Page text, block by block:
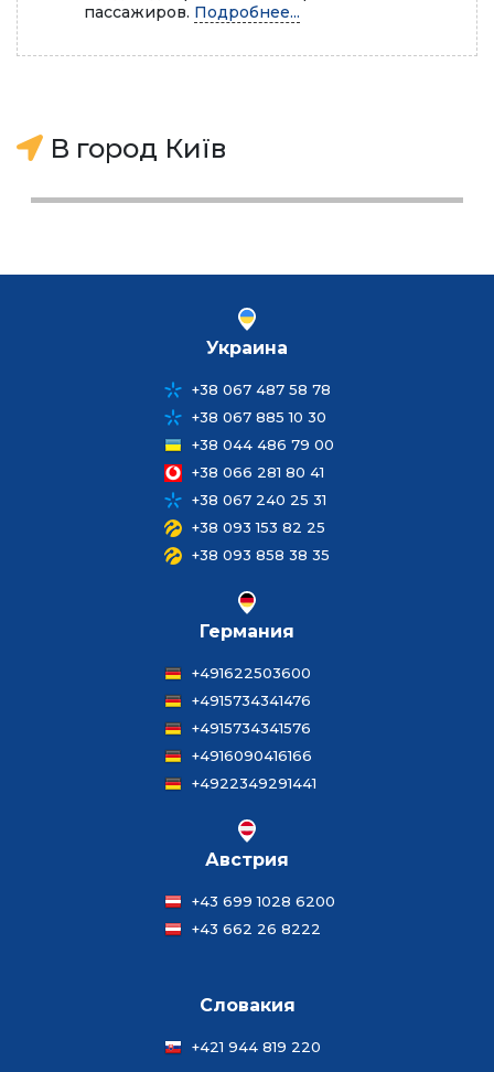
пассажиров. Подробнее...
В город Київ
Украина
+38 067 487 58 78
+38 067 885 10 30
+38 044 486 79 00
+38 066 281 80 41
+38 067 240 25 31
+38 093 153 82 25
+38 093 858 38 35
Германия
+491622503600
+4915734341476
+4915734341576
+4916090416166
+4922349291441
Австрия
+43 699 1028 6200
+43 662 26 8222
Словакия
+421 944 819 220